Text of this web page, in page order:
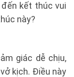
kết thúc vui
này?
giác dễ chịu,
kịch. Điều này